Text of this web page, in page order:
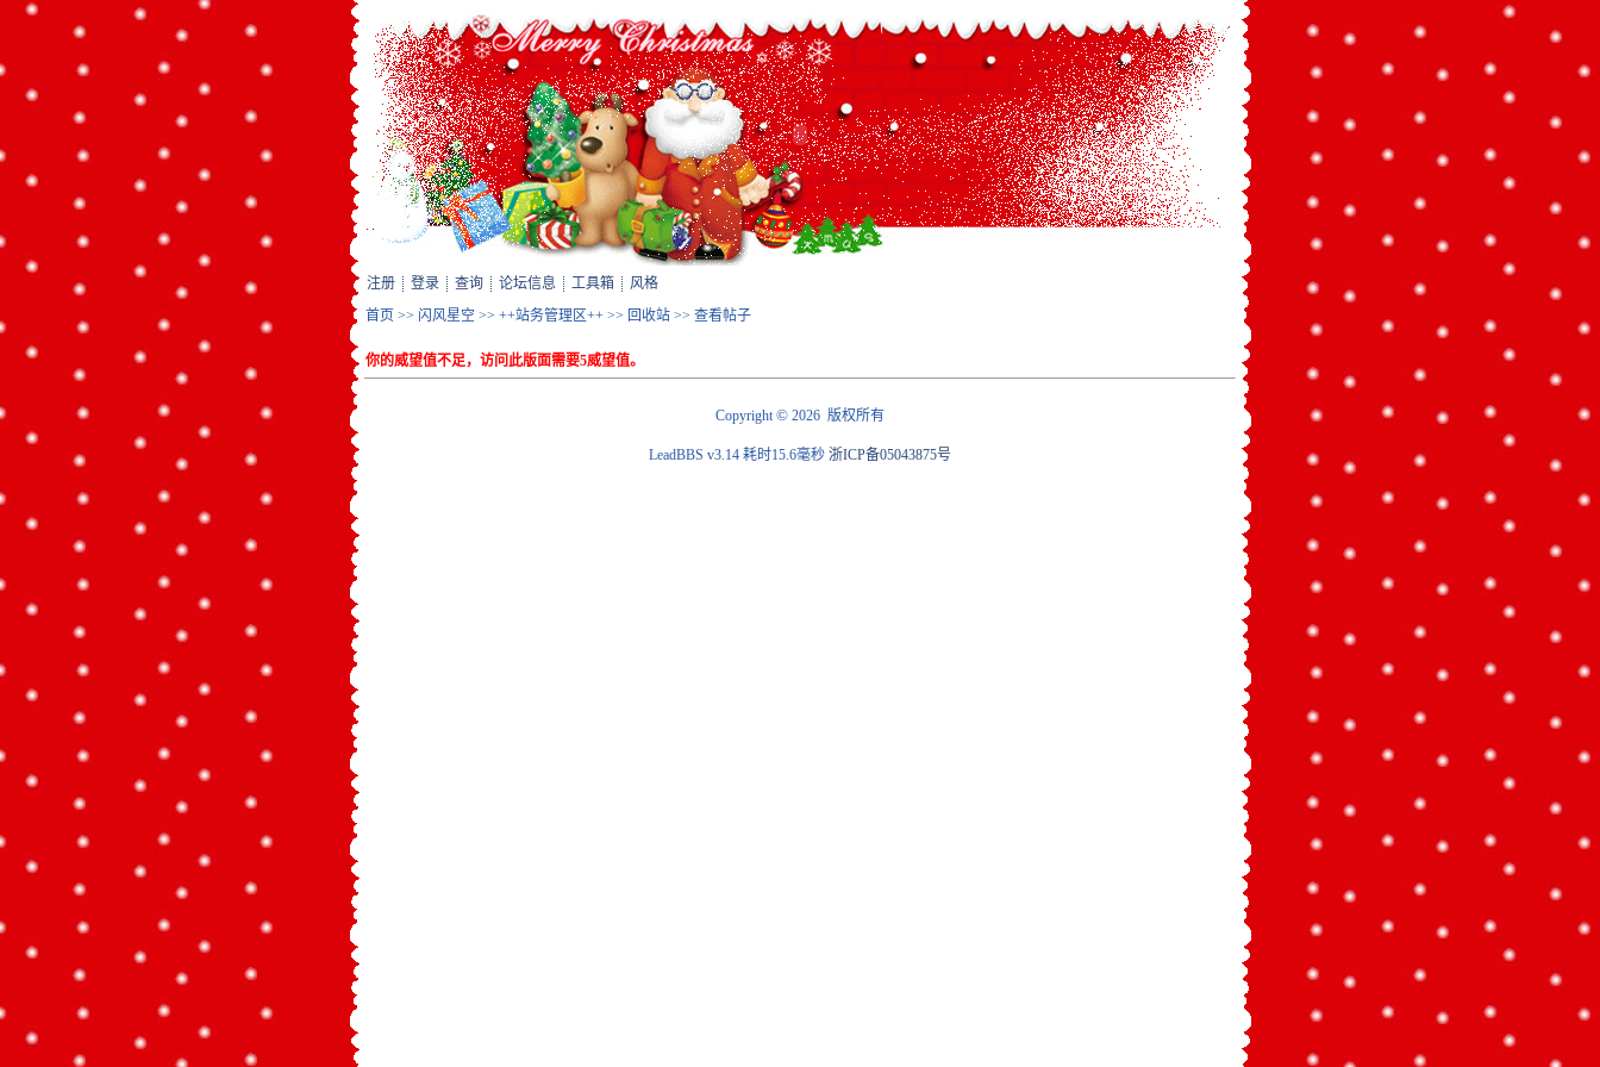
注册 登录 查询 论坛信息 工具箱
风格
首页 >> 闪风星空 >> ++站务管理区++ >> 回收站 >> 查看帖子
你的威望值不足，访问此版面需要5威望值。
Copyright© 2026 版权所有
LeadBBS v3.14 耗时15.6毫秒 浙ICP备05043875号